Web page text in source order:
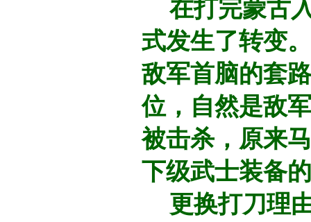
在打完蒙古
式发生了转变
敌军首脑的套
位，自然是敌
被击杀，原来
下级武士装备
更换打刀理